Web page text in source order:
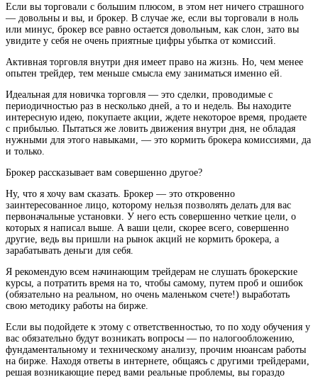
Если вы торговали с большим плюсом, в этом нет ничего страшного
— довольны и вы, и брокер. В случае же, если вы торговали в ноль
или минус, брокер все равно остается довольным, как слон, зато вы
увидите у себя не очень приятные цифры убытка от комиссий.
Активная торговля внутри дня имеет право на жизнь. Но, чем менее
опытен трейдер, тем меньше смысла ему заниматься именно ей.
Идеальная для новичка торговля — это сделки, проводимые с
периодичностью раз в несколько дней, а то и недель. Вы находите
интересную идею, покупаете акции, ждете некоторое время, продаете
с прибылью. Пытаться же ловить движения внутри дня, не обладая
нужными для этого навыками, — это кормить брокера комиссиями, да
и только.
Брокер рассказывает вам совершенно другое?
Ну, что я хочу вам сказать. Брокер — это откровенно
заинтересованное лицо, которому нельзя позволять делать для вас
первоначальные установки. У него есть совершенно четкие цели, о
которых я написал выше. А ваши цели, скорее всего, совершенно
другие, ведь вы пришли на рынок акций не кормить брокера, а
зарабатывать деньги для себя.
Я рекомендую всем начинающим трейдерам не слушать брокерские
курсы, а потратить время на то, чтобы самому, путем проб и ошибок
(обязательно на реальном, но очень маленьком счете!) выработать
свою методику работы на бирже.
Если вы подойдете к этому с ответственностью, то по ходу обучения у
вас обязательно будут возникать вопросы — по налогообложению,
фундаментальному и техническому анализу, прочим нюансам работы
на бирже. Находя ответы в интернете, общаясь с другими трейдерами,
решая возникающие перед вами реальные проблемы, вы гораздо